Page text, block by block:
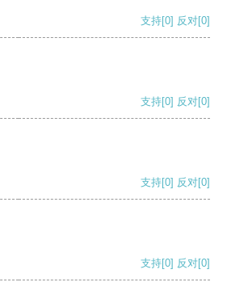
支持[0] 反对[0]
支持[0] 反对[0]
支持[0] 反对[0]
支持[0] 反对[0]